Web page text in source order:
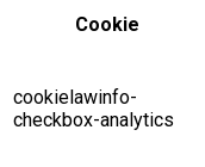
Cookie
cookielawinfo-
checkbox-analytics